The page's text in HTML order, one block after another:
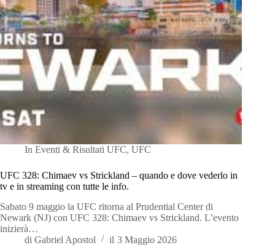
In Eventi & Risultati UFC,UFC
UFC 328: Chimaev vs Strickland – quando e dove vederlo in
tv e in streaming con tutte le info.
Sabato 9 maggio la UFC ritorna al Prudential Center di
Newark (NJ) con UFC 328: Chimaev vs Strickland. L’evento
inizierà…
di Gabriel Apostol il 3 Maggio 2026